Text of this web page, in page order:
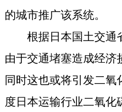
的城市推广该系统。
根据日本国土交通
由于交通堵塞造成经济
同时这也或将引发二氧
度日本运输行业二氧化